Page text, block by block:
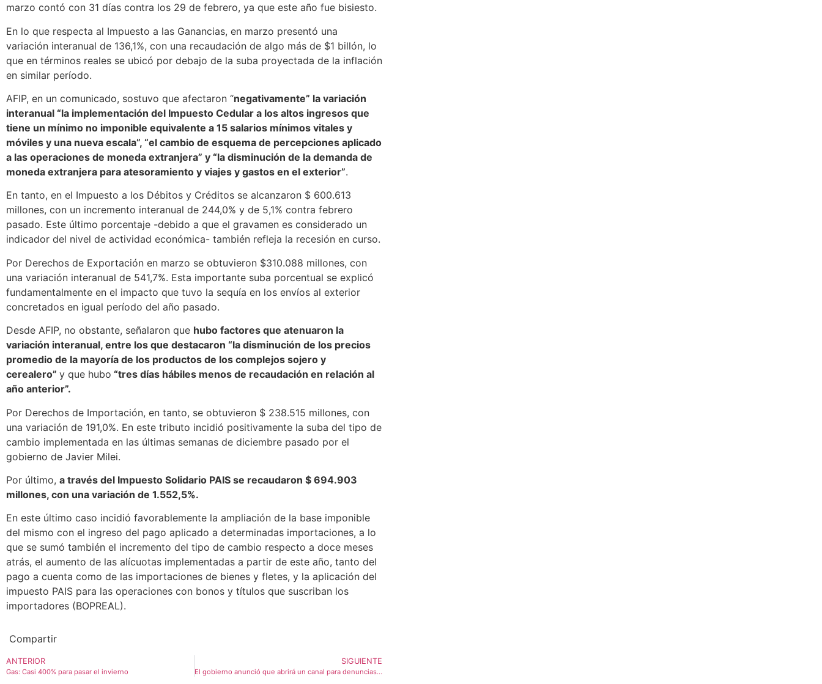
marzo contó con 31 días contra los 29 de febrero, ya que este año fue bisiesto.
En lo que respecta al Impuesto a las Ganancias, en marzo presentó una
variación interanual de 136,1%, con una recaudación de algo más de $1 billón, lo
que en términos reales se ubicó por debajo de la suba proyectada de la inflación
en similar período.
AFIP, en un comunicado, sostuvo que afectaron “negativamente” la variación
interanual “la implementación del Impuesto Cedular a los altos ingresos que
tiene un mínimo no imponible equivalente a 15 salarios mínimos vitales y
móviles y una nueva escala”, “el cambio de esquema de percepciones aplicado
a las operaciones de moneda extranjera” y “la disminución de la demanda de
moneda extranjera para atesoramiento y viajes y gastos en el exterior”.
En tanto, en el Impuesto a los Débitos y Créditos se alcanzaron $ 600.613
millones, con un incremento interanual de 244,0% y de 5,1% contra febrero
pasado. Este último porcentaje -debido a que el gravamen es considerado un
indicador del nivel de actividad económica- también refleja la recesión en curso.
Por Derechos de Exportación en marzo se obtuvieron $310.088 millones, con
una variación interanual de 541,7%. Esta importante suba porcentual se explicó
fundamentalmente en el impacto que tuvo la sequía en los envíos al exterior
concretados en igual período del año pasado.
Desde AFIP, no obstante, señalaron que hubo factores que atenuaron la
variación interanual, entre los que destacaron “la disminución de los precios
promedio de la mayoría de los productos de los complejos sojero y
cerealero” y que hubo “tres días hábiles menos de recaudación en relación al
año anterior”.
Por Derechos de Importación, en tanto, se obtuvieron $ 238.515 millones, con
una variación de 191,0%. En este tributo incidió positivamente la suba del tipo de
cambio implementada en las últimas semanas de diciembre pasado por el
gobierno de Javier Milei.
Por último, a través del Impuesto Solidario PAIS se recaudaron $ 694.903
millones, con una variación de 1.552,5%.
En este último caso incidió favorablemente la ampliación de la base imponible
del mismo con el ingreso del pago aplicado a determinadas importaciones, a lo
que se sumó también el incremento del tipo de cambio respecto a doce meses
atrás, el aumento de las alícuotas implementadas a partir de este año, tanto del
pago a cuenta como de las importaciones de bienes y fletes, y la aplicación del
impuesto PAIS para las operaciones con bonos y títulos que suscriban los
importadores (BOPREAL).
Compartir
ANTERIOR
Gas: Casi 400% para pasar el invierno
SIGUIENTE
El gobierno anunció que abrirá un canal para denuncias de «adoctrinamiento» de profesores